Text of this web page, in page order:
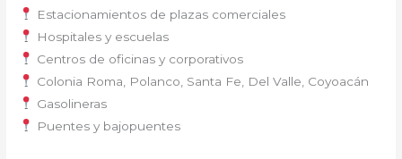
Estacionamientos de plazas comerciales
Hospitales y escuelas
Centros de oficinas y corporativos
Colonia Roma, Polanco, Santa Fe, Del Valle, Coyoacán
Gasolineras
Puentes y bajopuentes